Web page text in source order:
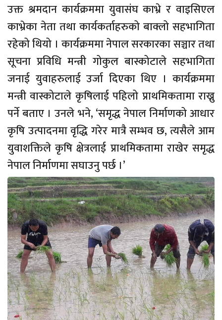
उक्त श्रमदान कार्यक्रममा युवासंघ काभ्रे र वाइसिएल
काभ्रेका नेता तथा कार्यकर्ताहरुको बाक्लो सहभागिता
रहेको थियो । कार्यक्रममा नेपाल सरकारका सञ्चार तथा
सूचना प्रविधि मन्त्री गोकुल बास्कोटाले सहभागिता
जनाई युवाहरुलाई उर्जा दिएका थिए । कार्यक्रममा
मन्त्री वास्कोटाले कृषिलाई पहिलो प्राथमिकतामा राख्नु
पर्ने बताए । उनले भने, ‘समृद्ध नेपाल निर्माणको आधार
कृषि उत्पादनमा वृद्धि गरेर मात्रै सम्भव छ, त्यसैले आम
युवाशक्तिले कृषि क्षेत्रलाई प्राथमिकतामा राखेर समृद्ध
नेपाल निर्माणमा सघाउनु पर्छ ।’